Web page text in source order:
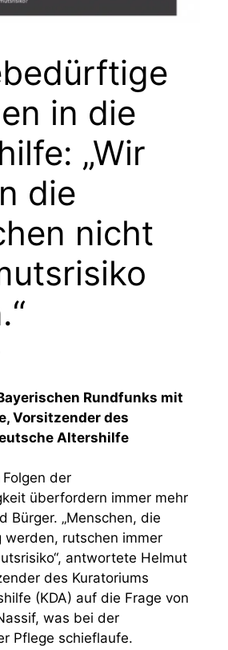
in die
„Wir
die
nicht
Rundfunks mit
Vorsitzender des
Altershilfe
der
überfordern immer mehr
Bürger. „Menschen, die
rutschen immer
antwortete Helmut
des Kuratoriums
(KDA) auf die Frage von
was bei der
Pflege schieflaufe.